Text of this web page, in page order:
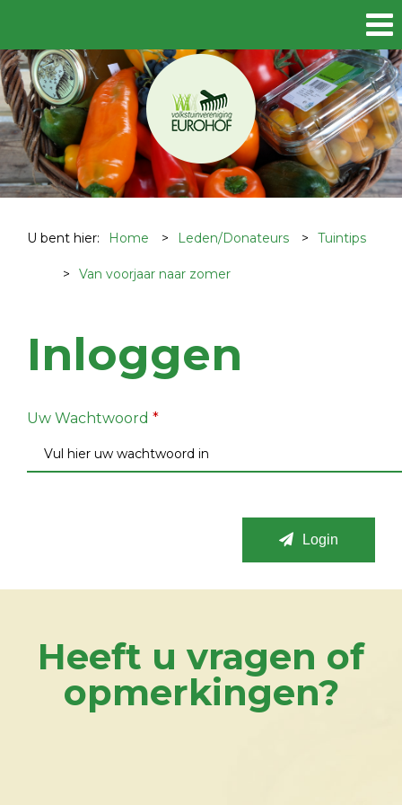
U bent hier: Home > Leden/Donateurs > Tuintips
> Van voorjaar naar zomer
Inloggen
Uw Wachtwoord *
Login
Heeft u vragen of
opmerkingen?